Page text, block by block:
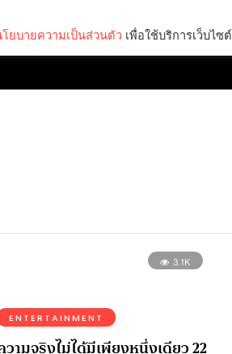
3.1K
ENTERTAINMENT
วามจริงไม่ได้มีเพียงหนึ่งเดียว 22
ยบายความเป็นส่วนตัว เพื่อใช้บริการเว็บไซต์